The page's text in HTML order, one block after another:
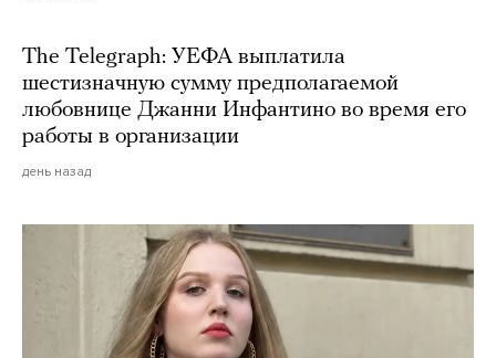
The Telegraph: УЕФА выплатила
шестизначную сумму предполагаемой
любовнице Джанни Инфантино во время его
работы в организации
день назад